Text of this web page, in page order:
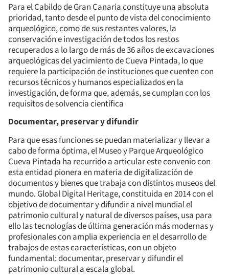
Para el Cabildo de Gran Canaria constituye una absoluta
prioridad, tanto desde el punto de vista del conocimiento
arqueológico, como de sus restantes valores, la
conservación e investigación de todos los restos
recuperados a lo largo de más de 36 años de excavaciones
arqueológicas del yacimiento de Cueva Pintada, lo que
requiere la participación de instituciones que cuenten con
recursos técnicos y humanos especializados en la
investigación, de forma que, además, se cumplan con los
requisitos de solvencia científica
Documentar, preservar y difundir
Para que esas funciones se puedan materializar y llevar a
cabo de forma óptima, el Museo y Parque Arqueológico
Cueva Pintada ha recurrido a articular este convenio con
esta entidad pionera en materia de digitalización de
documentos y bienes que trabaja con distintos museos del
mundo. Global Digital Heritage, constituida en 2014 con el
objetivo de documentar y difundir a nivel mundial el
patrimonio cultural y natural de diversos países, usa para
ello las tecnologías de última generación más modernas y
profesionales con amplia experiencia en el desarrollo de
trabajos de estas características, con un objeto
fundamental: documentar, preservar y difundir el
patrimonio cultural a escala global.